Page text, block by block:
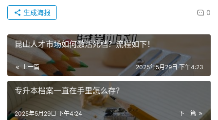
0
生成海报
昆山人才市场如何激活死档？流程如下！
上一篇 2025年5月29日 下午4:23
专升本档案一直在手里怎么存？
下一篇
2025年5月29日 下午4:24